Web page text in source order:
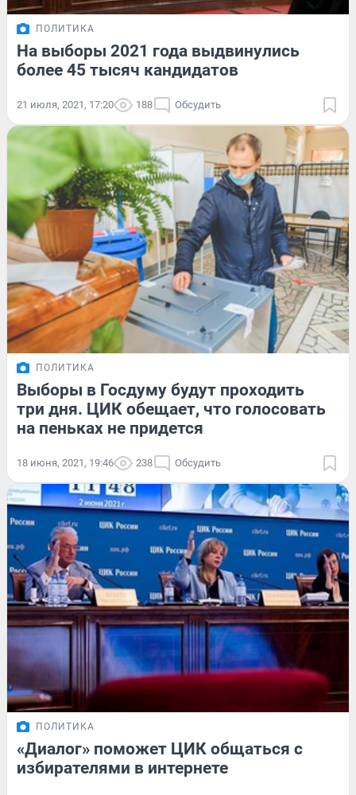
ПОЛИТИКА
На выборы 2021 года выдвинулись
более 45 тысяч кандидатов
21 июля, 2021, 17:20 188 Обсудить
ПОЛИТИКА
Выборы в Госдуму будут проходить
три дня. ЦИК обещает, что голосовать
на пеньках не придется
18 июня, 2021, 19:46 238 Обсудить
ПОЛИТИКА
«Диалог» поможет ЦИК общаться с
избирателями в интернете